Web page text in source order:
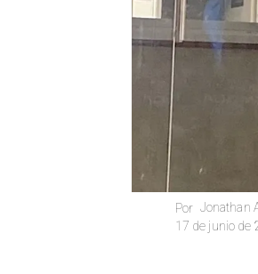
Jonathan
Por
17 de junio de